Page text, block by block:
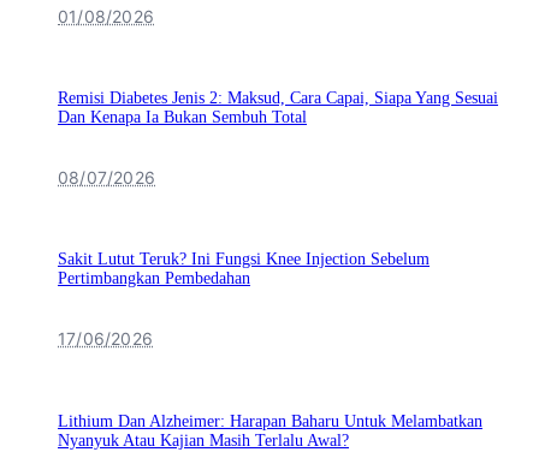
01/08/2026
Remisi Diabetes Jenis 2: Maksud, Cara Capai, Siapa Yang Sesuai
Dan Kenapa Ia Bukan Sembuh Total
08/07/2026
Sakit Lutut Teruk? Ini Fungsi Knee Injection Sebelum
Pertimbangkan Pembedahan
17/06/2026
Lithium Dan Alzheimer: Harapan Baharu Untuk Melambatkan
Nyanyuk Atau Kajian Masih Terlalu Awal?